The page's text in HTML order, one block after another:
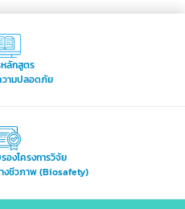
ลักสูตร
ามปลอดภัย
องโครงการวิจัย
งชีวภาพ (Biosafety)